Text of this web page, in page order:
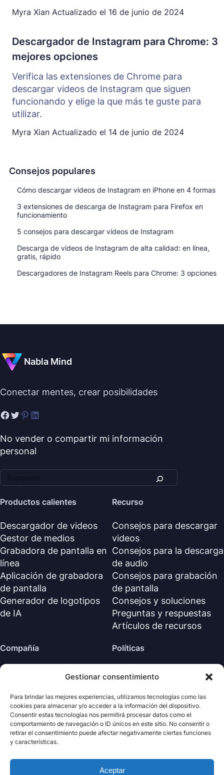
Gestionar consentimiento
Para brindar las mejores experiencias, utilizamos tecnologías como las
cookies para almacenar y/o acceder a la información del dispositivo.
Consentir estas tecnologías nos permitirá procesar datos como el
comportamiento de navegación o ID únicos en este sitio. No consentir o
retirar el consentimiento puede afectar negativamente ciertas funciones
y características.
Aceptar
Consejos populares
Cómo descargar videos de Instagram en iPhone en 4 formas
3 extensiones de descarga de Instagram para Firefox en
funcionamiento
5 consejos para descargar vídeos de Instagram
Descarga de videos de Instagram de alta calidad: en línea,
gratis, rápido
Descargadores de Instagram Reels para Chrome: 3 opciones
Myra Xian Actualizado el 16 de junio de 2024
Descargador de Instagram para Chrome: 3
mejores opciones
Verifica las extensiones de Chrome para
descargar videos de Instagram que siguen
funcionando y elige la que más te guste para
utilizar.
Myra Xian Actualizado el 14 de junio de 2024
Nabla Mind
Conectar mentes, crear posibilidades
No vender o compartir mi información
personal
Productos calientes
Descargador de videos
Gestor de medios
Grabadora de pantalla en
línea
Aplicación de grabadora
de pantalla
Generador de logotipos
de IA
Recurso
Consejos para descargar
videos
Consejos para la descarga
de audio
Consejos para grabación
de pantalla
Consejos y soluciones
Preguntas y respuestas
Artículos de recursos
Compañía
Sobre nosotros
Centro de soporte
Políticas
Política de reembolso
Acuerdo de licencia (EN)
Términos y condiciones
Desinstalar
Política de cookies
· Todos los derechos